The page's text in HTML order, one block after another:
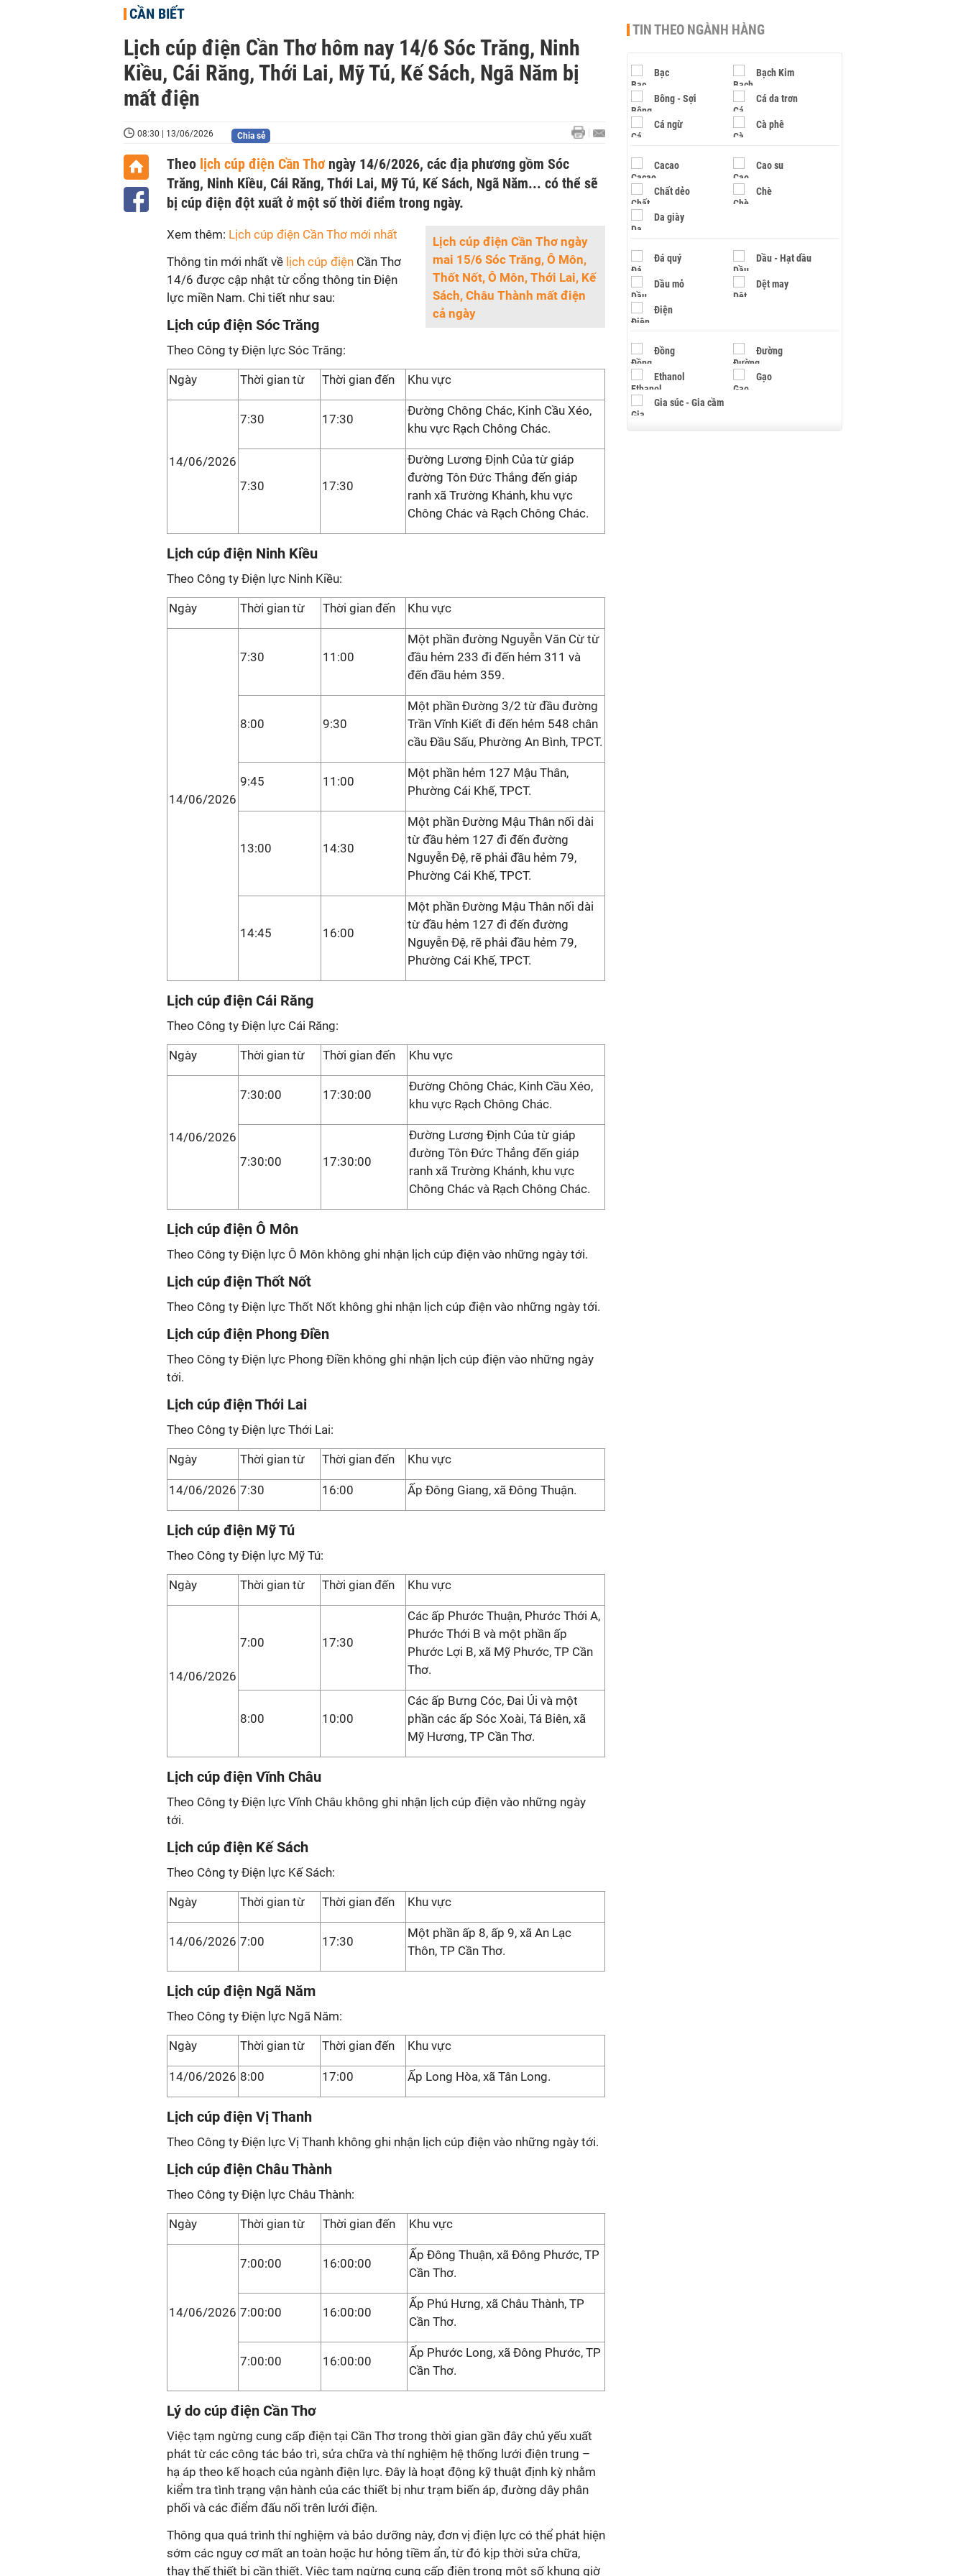
CẦN BIẾT
Lịch cúp điện Cần Thơ hôm nay 14/6 Sóc Trăng, Ninh
Kiều, Cái Răng, Thới Lai, Mỹ Tú, Kế Sách, Ngã Năm bị
mất điện
08:30 | 13/06/2026 Chia sẻ
Theo lịch cúp điện Cần Thơ ngày 14/6/2026, các địa phương gồm Sóc
Trăng, Ninh Kiều, Cái Răng, Thới Lai, Mỹ Tú, Kế Sách, Ngã Năm... có thể sẽ
bị cúp điện đột xuất ở một số thời điểm trong ngày.
Lịch cúp điện Cần Thơ ngày
mai 15/6 Sóc Trăng, Ô Môn,
Thốt Nốt, Ô Môn, Thới Lai, Kế
Sách, Châu Thành mất điện
cả ngày
Xem thêm: Lịch cúp điện Cần Thơ mới nhất
Thông tin mới nhất về lịch cúp điện Cần Thơ
14/6 được cập nhật từ cổng thông tin Điện
lực miền Nam. Chi tiết như sau:
Lịch cúp điện Sóc Trăng
Theo Công ty Điện lực Sóc Trăng:
Ngày Thời gian từ Thời gian đến Khu vực
14/06/2026
7:30 17:30
Đường Chông Chác, Kinh Cầu Xéo,
khu vực Rạch Chông Chác.
7:30 17:30
Đường Lương Định Của từ giáp
đường Tôn Đức Thắng đến giáp
ranh xã Trường Khánh, khu vực
Chông Chác và Rạch Chông Chác.
Lịch cúp điện Ninh Kiều
Theo Công ty Điện lực Ninh Kiều:
Ngày Thời gian từ Thời gian đến Khu vực
14/06/2026
7:30 11:00
Một phần đường Nguyễn Văn Cừ từ
đầu hẻm 233 đi đến hẻm 311 và
đến đầu hẻm 359.
8:00 9:30
Một phần Đường 3/2 từ đầu đường
Trần Vĩnh Kiết đi đến hẻm 548 chân
cầu Đầu Sấu, Phường An Bình, TPCT.
9:45 11:00
Một phần hẻm 127 Mậu Thân,
Phường Cái Khế, TPCT.
13:00 14:30
Một phần Đường Mậu Thân nối dài
từ đầu hẻm 127 đi đến đường
Nguyễn Đệ, rẽ phải đầu hẻm 79,
Phường Cái Khế, TPCT.
14:45 16:00
Một phần Đường Mậu Thân nối dài
từ đầu hẻm 127 đi đến đường
Nguyễn Đệ, rẽ phải đầu hẻm 79,
Phường Cái Khế, TPCT.
Lịch cúp điện Cái Răng
Theo Công ty Điện lực Cái Răng:
Ngày Thời gian từ Thời gian đến Khu vực
14/06/2026
7:30:00 17:30:00
Đường Chông Chác, Kinh Cầu Xéo,
khu vực Rạch Chông Chác.
7:30:00 17:30:00
Đường Lương Định Của từ giáp
đường Tôn Đức Thắng đến giáp
ranh xã Trường Khánh, khu vực
Chông Chác và Rạch Chông Chác.
Lịch cúp điện Ô Môn
Theo Công ty Điện lực Ô Môn không ghi nhận lịch cúp điện vào những ngày tới.
Lịch cúp điện Thốt Nốt
Theo Công ty Điện lực Thốt Nốt không ghi nhận lịch cúp điện vào những ngày tới.
Lịch cúp điện Phong Điền
Theo Công ty Điện lực Phong Điền không ghi nhận lịch cúp điện vào những ngày
tới.
Lịch cúp điện Thới Lai
Theo Công ty Điện lực Thới Lai:
Ngày Thời gian từ Thời gian đến Khu vực
14/06/2026 7:30 16:00 Ấp Đông Giang, xã Đông Thuận.
Lịch cúp điện Mỹ Tú
Theo Công ty Điện lực Mỹ Tú:
Ngày Thời gian từ Thời gian đến Khu vực
14/06/2026
7:00 17:30
Các ấp Phước Thuận, Phước Thới A,
Phước Thới B và một phần ấp
Phước Lợi B, xã Mỹ Phước, TP Cần
Thơ.
8:00 10:00
Các ấp Bưng Cóc, Đai Úi và một
phần các ấp Sóc Xoài, Tá Biên, xã
Mỹ Hương, TP Cần Thơ.
Lịch cúp điện Vĩnh Châu
Theo Công ty Điện lực Vĩnh Châu không ghi nhận lịch cúp điện vào những ngày
tới.
Lịch cúp điện Kế Sách
Theo Công ty Điện lực Kế Sách:
Ngày Thời gian từ Thời gian đến Khu vực
14/06/2026 7:00 17:30
Một phần ấp 8, ấp 9, xã An Lạc
Thôn, TP Cần Thơ.
Lịch cúp điện Ngã Năm
Theo Công ty Điện lực Ngã Năm:
Ngày Thời gian từ Thời gian đến Khu vực
14/06/2026 8:00 17:00 Ấp Long Hòa, xã Tân Long.
Lịch cúp điện Vị Thanh
Theo Công ty Điện lực Vị Thanh không ghi nhận lịch cúp điện vào những ngày tới.
Lịch cúp điện Châu Thành
Theo Công ty Điện lực Châu Thành:
Ngày Thời gian từ Thời gian đến Khu vực
14/06/2026
7:00:00 16:00:00
Ấp Đông Thuận, xã Đông Phước, TP
Cần Thơ.
7:00:00 16:00:00
Ấp Phú Hưng, xã Châu Thành, TP
Cần Thơ.
7:00:00 16:00:00
Ấp Phước Long, xã Đông Phước, TP
Cần Thơ.
Lý do cúp điện Cần Thơ
Việc tạm ngừng cung cấp điện tại Cần Thơ trong thời gian gần đây chủ yếu xuất
phát từ các công tác bảo trì, sửa chữa và thí nghiệm hệ thống lưới điện trung –
hạ áp theo kế hoạch của ngành điện lực. Đây là hoạt động kỹ thuật định kỳ nhằm
kiểm tra tình trạng vận hành của các thiết bị như trạm biến áp, đường dây phân
phối và các điểm đấu nối trên lưới điện.
Thông qua quá trình thí nghiệm và bảo dưỡng này, đơn vị điện lực có thể phát hiện
sớm các nguy cơ mất an toàn hoặc hư hỏng tiềm ẩn, từ đó kịp thời sửa chữa,
thay thế thiết bị cần thiết. Việc tạm ngừng cung cấp điện trong một số khung giờ
TIN THEO NGÀNH HÀNG
Bạc Bạch Kim
Bông - Sợi Cá da trơn
Cá ngừ Cà phê
Cacao Cao su
Chất dẻo Chè
Da giày
Đá quý Dầu - Hạt dầu
Dầu mỏ Dệt may
Điện
Đồng Đường
Ethanol Gạo
Gia súc - Gia cầm